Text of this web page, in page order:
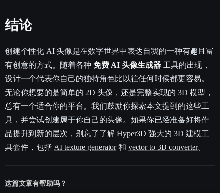
结论
创建个性化 AI 头像是在数字世界中表达自我的一种有趣且富
有创意的方式。随着各种 免费 AI 头像生成器 工具的出现，
设计一个代表你自己的独特角色比以往任何时候都更容易。
无论你想要的是简单的 2D 头像，还是完整实现的 3D 模型，
总有一个适合你的平台。我们鼓励你探索本文提到的这些工
具，并尝试创建属于你自己的头像。如果你已经准备好将作
品提升到新的层次，别忘了了解 Hyper3D 强大的 3D 建模工
具套件，包括 AI texture generator和 vector to 3D converter。
这篇文章有帮助吗？